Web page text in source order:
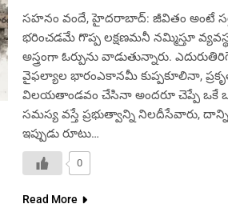
సహనం వందే, హైదరాబాద్: జీవితం అంటే
భరించడమే గొప్ప లక్షణమనీ నమ్మిస్తూ
అస్త్రంగా ఓర్పును వాడుతున్నారు.
వైఫల్యాల భారంఎకానమీ కుప్పకూలినా,
విలయతాండవం చేసినా అందరూ చెప్పే ఒకే
సమస్య వస్తే ప్రభుత్వాన్ని నిలదీసేవారు,
ఇప్పుడు రూటు…
0
Read More